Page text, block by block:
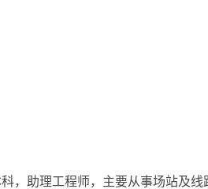
，助理工程师，主要从事场站及线